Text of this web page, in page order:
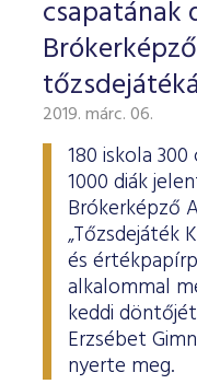
csapatának
2019. márc. 06.
180 iskola
1000 diák
Brókerképző
„Tőzsdejáték
és
alkalommal
keddi
Erzsébet
nyerte meg.